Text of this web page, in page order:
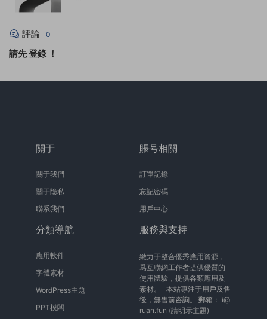
評論 0
請先登錄 ！
關于
關于我們
關于隐私
聯系我們
賬号相關
訂單記錄
忘記密碼
用戶中心
分類導航
應用軟件
字體素材
WordPress主題
PPT模闆
服務與支持
緻力于整合優秀應用資源，
爲互聯網工作者提供優質的
使用體驗，提供各類應用及
素材。 本站專注于用戶及售
後，無售前咨詢。 郵箱： i@
ruan.fun (請明示主題)